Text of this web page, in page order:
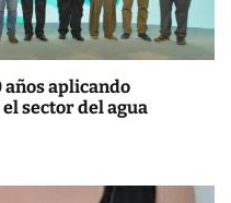
años aplicando
sector del agua